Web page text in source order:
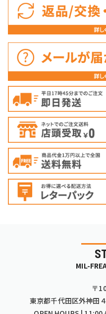
MIL-
〒
東京都千代田区外神田